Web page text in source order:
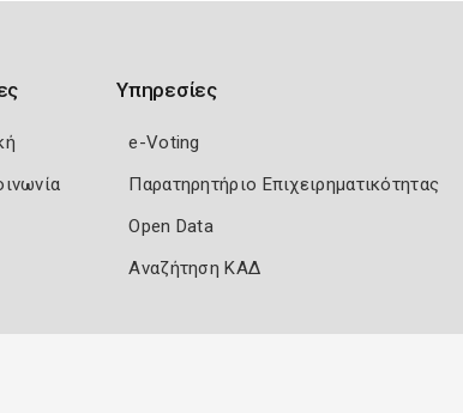
Υπηρεσίες
e-Voting
Παρατηρητήριο Επιχειρηματικότητας
Open Data
Αναζήτηση ΚΑΔ